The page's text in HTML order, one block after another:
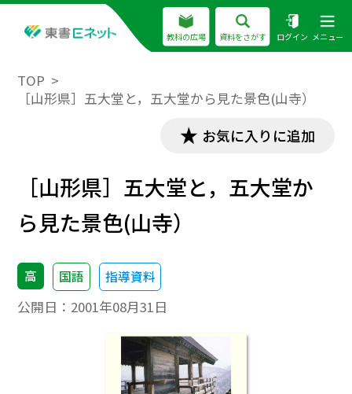
教科の広場 資料をさがす ログイン メニュー
TOP
［山形県］五大堂と，五大堂から見た景色(山寺）
お気に入りに追加
［山形県］五大堂と，五大堂か
ら見た景色(山寺）
高 国語 指導資料
公開日： 2001年08月31日